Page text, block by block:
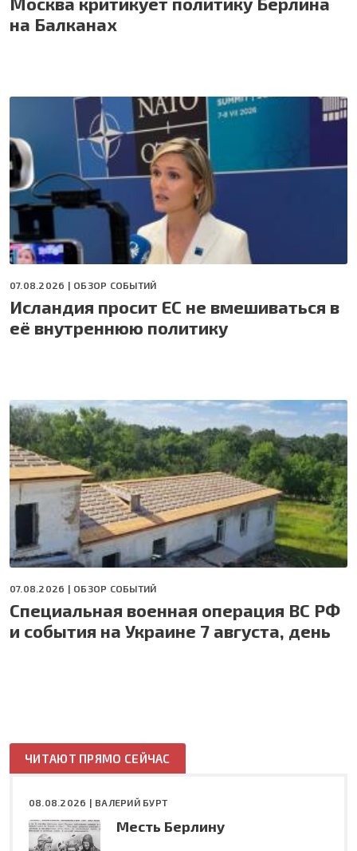
на Балканах
07.08.2026 | ОБЗОР СОБЫТИЙ
Исландия просит ЕС не вмешиваться в
её внутреннюю политику
07.08.2026 | ОБЗОР СОБЫТИЙ
Специальная военная операция ВС РФ
и события на Украине 7 августа, день
ЧИТАЮТ ПРЯМО СЕЙЧАС
08.08.2026 | ВАЛЕРИЙ БУРТ
Месть Берлину